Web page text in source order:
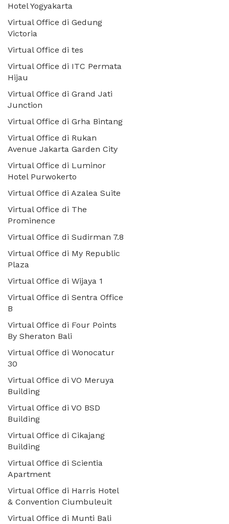
Hotel Yogyakarta
Virtual Office di Gedung
Victoria
Virtual Office di tes
Virtual Office di ITC Permata
Hijau
Virtual Office di Grand Jati
Junction
Virtual Office di Grha Bintang
Virtual Office di Rukan
Avenue Jakarta Garden City
Virtual Office di Luminor
Hotel Purwokerto
Virtual Office di Azalea Suite
Virtual Office di The
Prominence
Virtual Office di Sudirman 7.8
Virtual Office di My Republic
Plaza
Virtual Office di Wijaya 1
Virtual Office di Sentra Office
B
Virtual Office di Four Points
By Sheraton Bali
Virtual Office di Wonocatur
30
Virtual Office di VO Meruya
Building
Virtual Office di VO BSD
Building
Virtual Office di Cikajang
Building
Virtual Office di Scientia
Apartment
Virtual Office di Harris Hotel
& Convention Ciumbuleuit
Virtual Office di Munti Bali